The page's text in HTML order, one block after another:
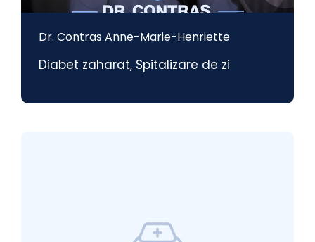
Dr. Contras Anne-Marie-Henriette
Diabet zaharat, Spitalizare de zi